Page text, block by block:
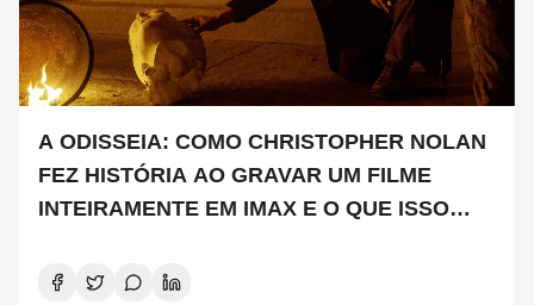
A ODISSEIA: COMO CHRISTOPHER NOLAN
FEZ HISTÓRIA AO GRAVAR UM FILME
INTEIRAMENTE EM IMAX E O QUE ISSO